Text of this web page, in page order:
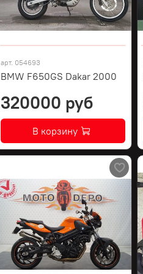
арт. 054693
BMW F650GS Dakar 2000
320000 руб
В корзину